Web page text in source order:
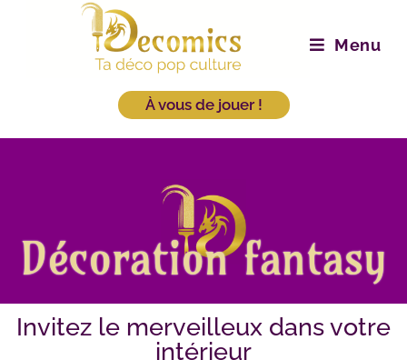
Menu
À vous de jouer !
Décoration fantasy
Invitez le merveilleux dans votre
intérieur